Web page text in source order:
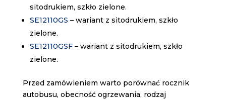
sitodrukiem, szkło zielone.
SE12110GS – wariant z sitodrukiem, szkło
zielone.
SE12110GSF– wariant z sitodrukiem, szkło
zielone.
Przed zamówieniem warto porównać rocznik
autobusu, obecność ogrzewania, rodzaj